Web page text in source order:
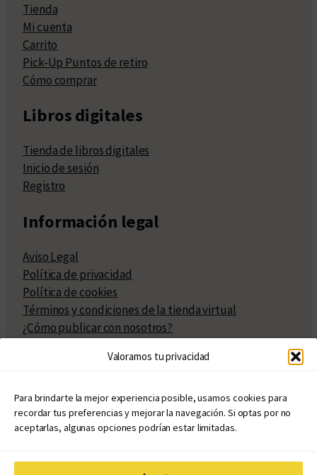
Valoramos tu privacidad
Para brindarte la mejor experiencia posible, usamos cookies para
recordar tus preferencias y mejorar la navegación. Si optas por no
aceptarlas, algunas opciones podrían estar limitadas.
Tienda
Mi cuenta
Carrito
Pick-Up Puntos de retiro
Cómo comprar
Libros digitales
Tienda de libros digitales
Inicio de sesión
Registro
Información legal
Aviso Legal
Política de privacidad
Política de cookies
Términos y condiciones de la tienda virtual
¿Cómo publicar con nosotros?
Políticas de publicación
Políticas de coedición
Atribuciones